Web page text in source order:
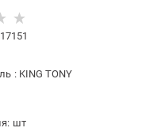
: KING TONY
шт